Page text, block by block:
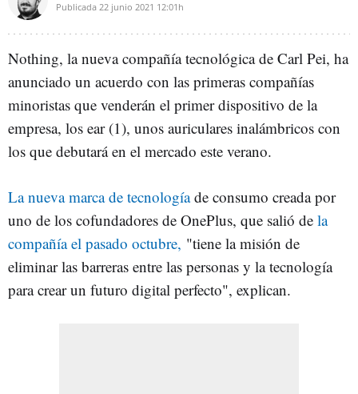
Publicada 22 junio 2021 12:01h
Nothing, la nueva compañía tecnológica de Carl Pei, ha
anunciado un acuerdo con las primeras compañías
minoristas que venderán el primer dispositivo de la
empresa, los ear (1), unos auriculares inalámbricos con
los que debutará en el mercado este verano.
La nueva marca de tecnologíade consumo creada por
uno de los cofundadores de OnePlus, que salió de la
compañía el pasado octubre, "tiene la misión de
eliminar las barreras entre las personas y la tecnología
para crear un futuro digital perfecto", explican.